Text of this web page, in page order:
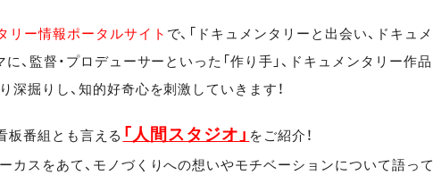
リー情報ポータルサイト で、「ドキュメンタリーと出会い、ドキュメ
、監督・プロデューサーといった「作り手」、ドキュメンタリー作品
掘りし、知的好奇心を刺激していきます！
板番組とも言える 「人間スタジオ 」 をご紹介！
カスをあて、モノづくりへの想いやモチベーションについて語って